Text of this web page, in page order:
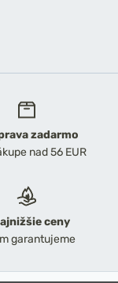
zadarmo
nad 56 EUR
ceny
garantujeme